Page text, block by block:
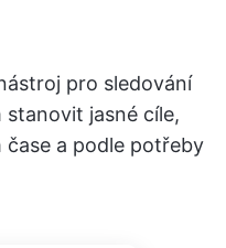
pro sledování
jasné cíle,
a podle potřeby